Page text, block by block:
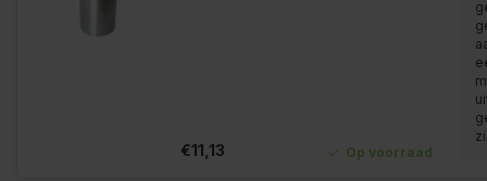
€11,13 Op voorraad